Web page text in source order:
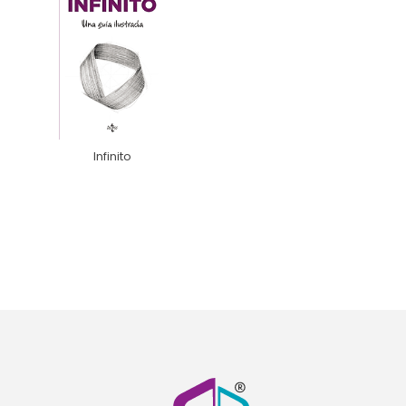
Infinito